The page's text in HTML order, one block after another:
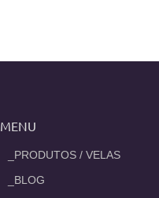
MENU
_PRODUTOS / VELAS
_BLOG